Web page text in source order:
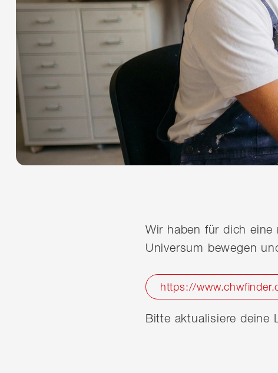
Wir haben für dich
Universum bewegen
https://
Bitte aktualisiere deine